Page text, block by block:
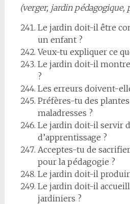
(verger, jardin pédagogique,
Le jardin doit-il être
un enfant ?
Veux-tu expliquer ce
Le jardin doit-il
?
Les erreurs doivent-
Préfères-tu des
maladresses ?
Le jardin doit-il servir
d’apprentissage ?
Acceptes-tu de
pour la pédagogie ?
Le jardin doit-il
Le jardin doit-il
jardiniers ?